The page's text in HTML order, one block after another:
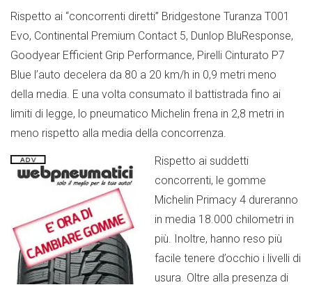
Rispetto ai “concorrenti diretti” Bridgestone Turanza T001
Evo, Continental Premium Contact 5, Dunlop BluResponse,
Goodyear Efficient Grip Performance, Pirelli Cinturato P7
Blue l’auto decelera da 80 a 20 km/h in 0,9 metri meno
della media. E una volta consumato il battistrada fino ai
limiti di legge, lo pneumatico Michelin frena in 2,8 metri in
meno rispetto alla media della concorrenza.
Rispetto ai suddetti
concorrenti, le gomme
Michelin Primacy 4 dureranno
in media 18.000 chilometri in
più. Inoltre, hanno reso più
facile tenere d’occhio i livelli di
usura. Oltre alla presenza di